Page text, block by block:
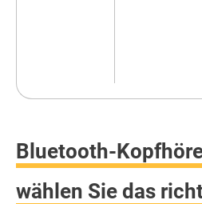
Bluetooth-
wählen Sie das